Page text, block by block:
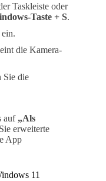
Taskleiste oder
Taste + S.
die Kamera-
Sie die
auf „Als
erweiterte
App
11